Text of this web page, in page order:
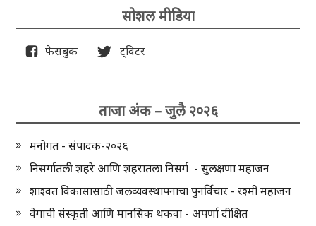
सोशल मीडिया
फेसबुक ट्विटर
ताजा अंक – जुलै २०२६
मनोगत - संपादक-२०२६
निसर्गातली शहरे आणि शहरातला निसर्ग - सुलक्षणा महाजन
शाश्वत विकासासाठी जलव्यवस्थापनाचा पुनर्विचार - रश्मी महाजन
वेगाची संस्कृती आणि मानसिक थकवा - अपर्णा दीक्षित